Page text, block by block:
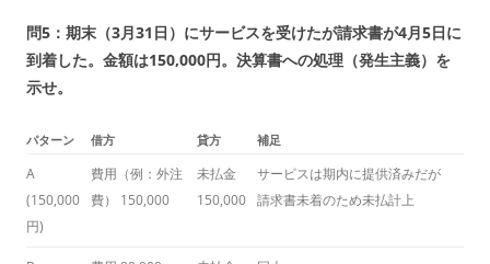
問5：期末（3月31日）にサービスを受けたが請求書が4月5日に
到着した。金額は150,000円。決算書への処理（発生主義）を
示せ。
パターン 借方 貸方 補足
A
(150,000
円)
費用（例：外注
費） 150,000
未払金
150,000
サービスは期内に提供済みだが
請求書未着のため未払計上